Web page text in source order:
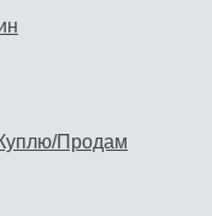
Продам